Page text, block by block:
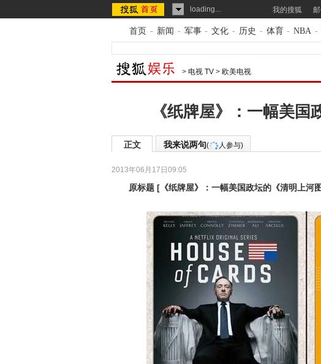
loading... 我的搜狐
首页 - 新闻 - 军事 - 文化 - 历史 - 体育 - NBA -
> 电视 TV > 欧美电视
《纸牌屋》：一幅美国
正文 我来说两句( 人参与)
2013年06月17日09:05
原标题 [ 《纸牌屋》：一幅美国政坛的《清明上河图